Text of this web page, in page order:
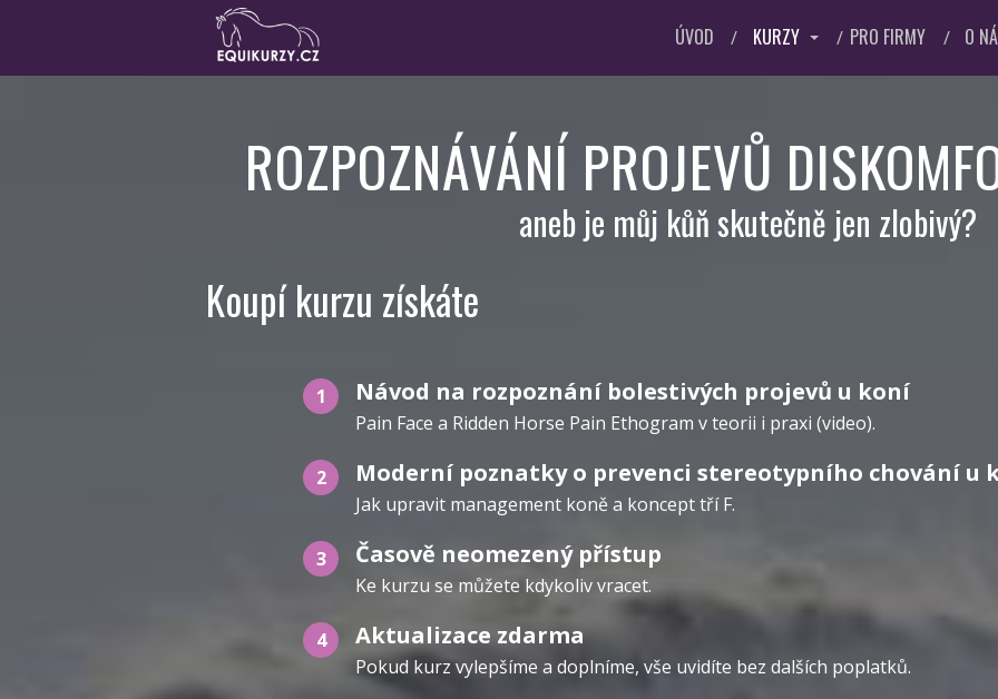
ÚVOD KURZY PRO FIRMY O
ROZPOZNÁVÁNÍ PROJEVŮ
aneb je můj kůň skutečně jen zlobivý?
Koupí kurzu získáte
1 Návod na rozpoznání bolestivých projevů u koní
Pain Face a Ridden Horse Pain Ethogram v teorii i praxi (video).
2 Moderní poznatky o prevenci stereotypního chování u
Jak upravit management koně a koncept tří F.
3 Časově neomezený přístup
Ke kurzu se můžete kdykoliv vracet.
4 Aktualizace zdarma
Pokud kurz vylepšíme a doplníme, vše uvidíte bez dalších poplatků.